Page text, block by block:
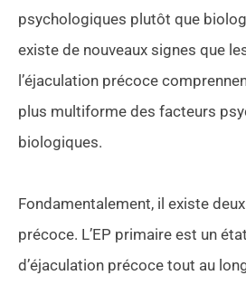
psychologiques plutôt que
existe de nouveaux signes que
l’éjaculation précoce
plus multiforme des facteurs
biologiques.
Fondamentalement, il existe
précoce. L’EP primaire est un
d’éjaculation précoce tout au